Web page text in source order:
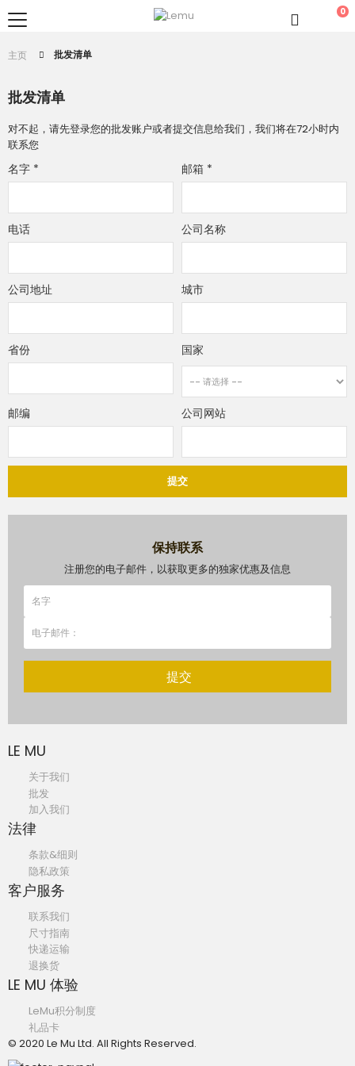
0
主页 批发清单
批发清单
对不起，请先登录您的批发账户或者提交信息给我们，我们将在72小时内
联系您
名字 * 邮箱 *
电话 公司名称
公司地址 城市
省份 国家
邮编 公司网站
提交
保持联系
注册您的电子邮件，以获取更多的独家优惠及信息
提交
LE MU
关于我们
批发
加入我们
法律
条款&细则
隐私政策
客户服务
联系我们
尺寸指南
快递运输
退换货
LE MU 体验
LeMu积分制度
礼品卡
© 2020 Le Mu Ltd. All Rights Reserved.